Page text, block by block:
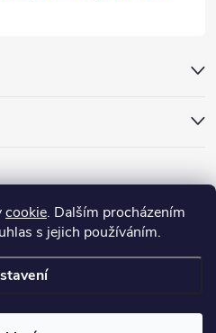
cookie. Dalším procházením
s jejich používáním.
s.r.o.. Všechna práva vyhrazena.